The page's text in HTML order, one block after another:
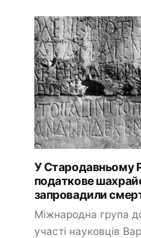
У Стародавньому
податкове
запровадили
Міжнародна група
участі науковців